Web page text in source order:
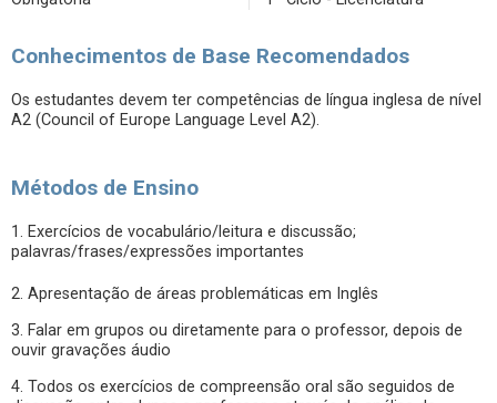
Conhecimentos de Base Recomendados
Os estudantes devem ter competências de língua inglesa de nível
A2 (Council of Europe Language Level A2).
Métodos de Ensino
1. Exercícios de vocabulário/leitura e discussão;
palavras/frases/expressões importantes
2. Apresentação de áreas problemáticas em Inglês
3. Falar em grupos ou diretamente para o professor, depois de
ouvir gravações áudio
4. Todos os exercícios de compreensão oral são seguidos de